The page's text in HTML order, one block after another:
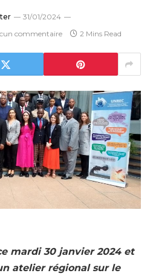
31/01/2024
commentaire 2 Mins Read
mardi 30 janvier 2024 et
atelier régional sur le